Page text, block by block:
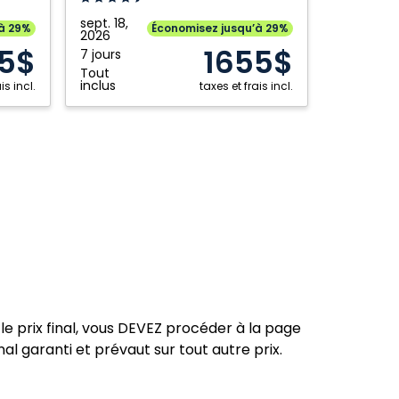
Fort McMurray
Grande Prairie
Kamloops
Kelowna
Vancouver
Victoria
Winnipeg
29%
incl.
sept. 18,
2026
7 jours
Tout
inclus
Économisez jusqu’à 29%
1655$
taxes et frais incl.
Wellness
Inclusive
Resort
Adults
final, vous DEVEZ procéder à la page
garanti et prévaut sur tout autre prix.